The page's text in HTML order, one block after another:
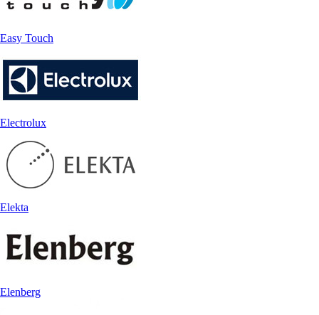
Easy Touch
Electrolux
Elekta
Elenberg